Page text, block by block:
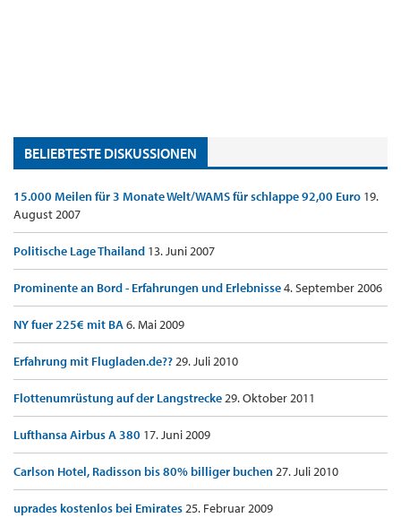
BELIEBTESTE DISKUSSIONEN
15.000 Meilen für 3 Monate Welt/WAMS für schlappe 92,00 Euro 19.
August 2007
Politische Lage Thailand 13. Juni 2007
Prominente an Bord - Erfahrungen und Erlebnisse4. September 2006
NY fuer 225€ mit BA6. Mai 2009
Erfahrung mit Flugladen.de??29. Juli 2010
Flottenumrüstung auf der Langstrecke29. Oktober 2011
Lufthansa Airbus A 380 17. Juni 2009
Carlson Hotel, Radisson bis 80% billiger buchen27. Juli 2010
uprades kostenlos bei Emirates25. Februar 2009